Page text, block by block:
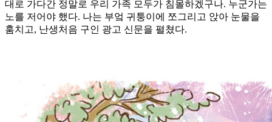
대로 가다간 정말로 우리 가족 모두가 침몰하겠구나. 누군가는
노를 저어야 했다. 나는 부엌 귀퉁이에 쪼그리고 앉아 눈물을
훔치고, 난생처음 구인 광고 신문을 펼쳤다.